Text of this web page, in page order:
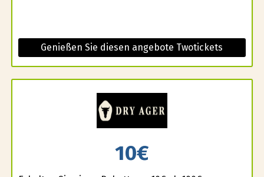
Genießen Sie diesen angebote Twotickets
10€